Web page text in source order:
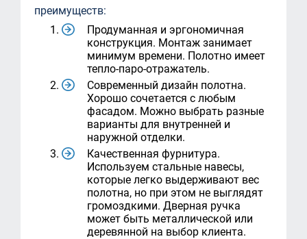
преимуществ:
Продуманная и эргономичная
конструкция. Монтаж занимает
минимум времени. Полотно имеет
тепло-паро-отражатель.
Современный дизайн полотна.
Хорошо сочетается с любым
фасадом. Можно выбрать разные
варианты для внутренней и
наружной отделки.
Качественная фурнитура.
Используем стальные навесы,
которые легко выдерживают вес
полотна, но при этом не выглядят
громоздкими. Дверная ручка
может быть металлической или
деревянной на выбор клиента.